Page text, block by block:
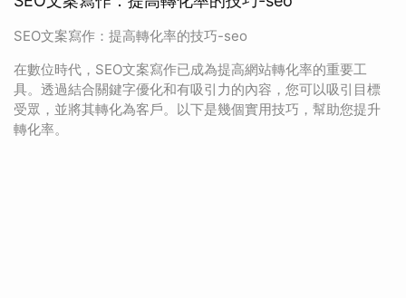
SEO文案寫作：提高轉化率的技巧-seo
在數位時代，SEO文案寫作已成為提高網站轉化率的重要工
具。透過結合關鍵字優化和有吸引力的內容，您可以吸引目標
受眾，並將其轉化為客戶。以下是幾個實用技巧，幫助您提升
轉化率。